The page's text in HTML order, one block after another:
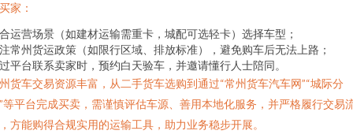
家：
运营场景（如建材运输需重卡，城配可选轻卡）选择车型；
常州货运政策（如限行区域、排放标准），避免购车后无法上路；
平台联系卖家时，预约白天验车，并邀请懂行人士陪同。
货车交易资源丰富，从二手货车选购到通过“常州货车汽车网”“城际分
等平台完成买卖，需谨慎评估车源、善用本地化服务，并严格履行交易
方能购得合规实用的运输工具，助力业务稳步开展。